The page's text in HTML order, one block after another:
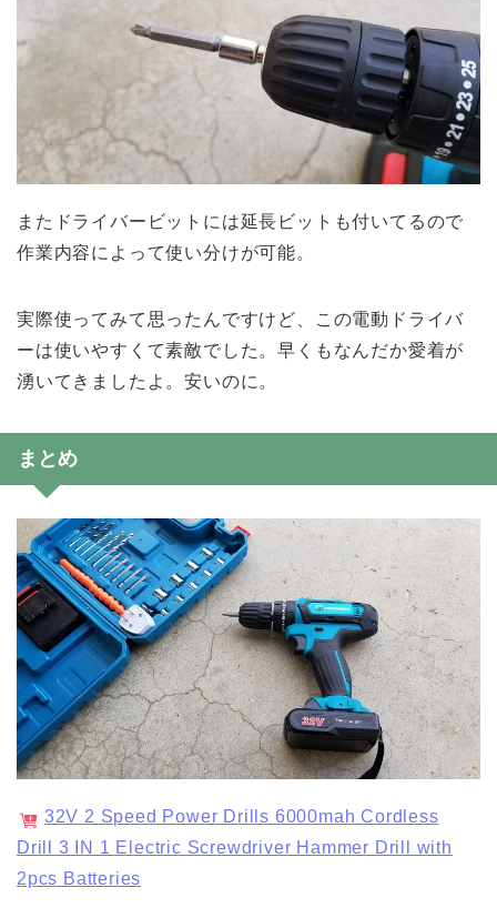
またドライバービットには延長ビットも付いてるので
作業内容によって使い分けが可能。
実際使ってみて思ったんですけど、この電動ドライバ
ーは使いやすくて素敵でした。早くもなんだか愛着が
湧いてきましたよ。安いのに。
まとめ
32V 2 Speed Power Drills 6000mah Cordless
Drill 3 IN 1 Electric Screwdriver Hammer Drill with
2pcs Batteries